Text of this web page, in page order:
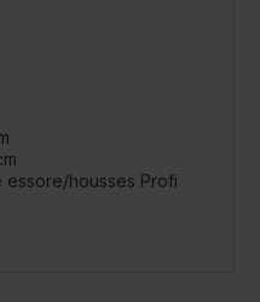
essore/housses Profi